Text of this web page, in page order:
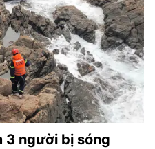
3 người bị sóng